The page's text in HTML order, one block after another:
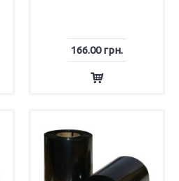
166.00 грн.